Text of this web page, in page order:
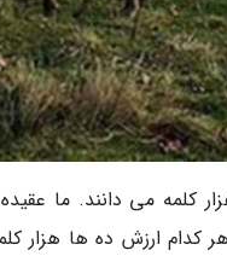
کلمه می دانند. ما
کدام ارزش ده ها هزار